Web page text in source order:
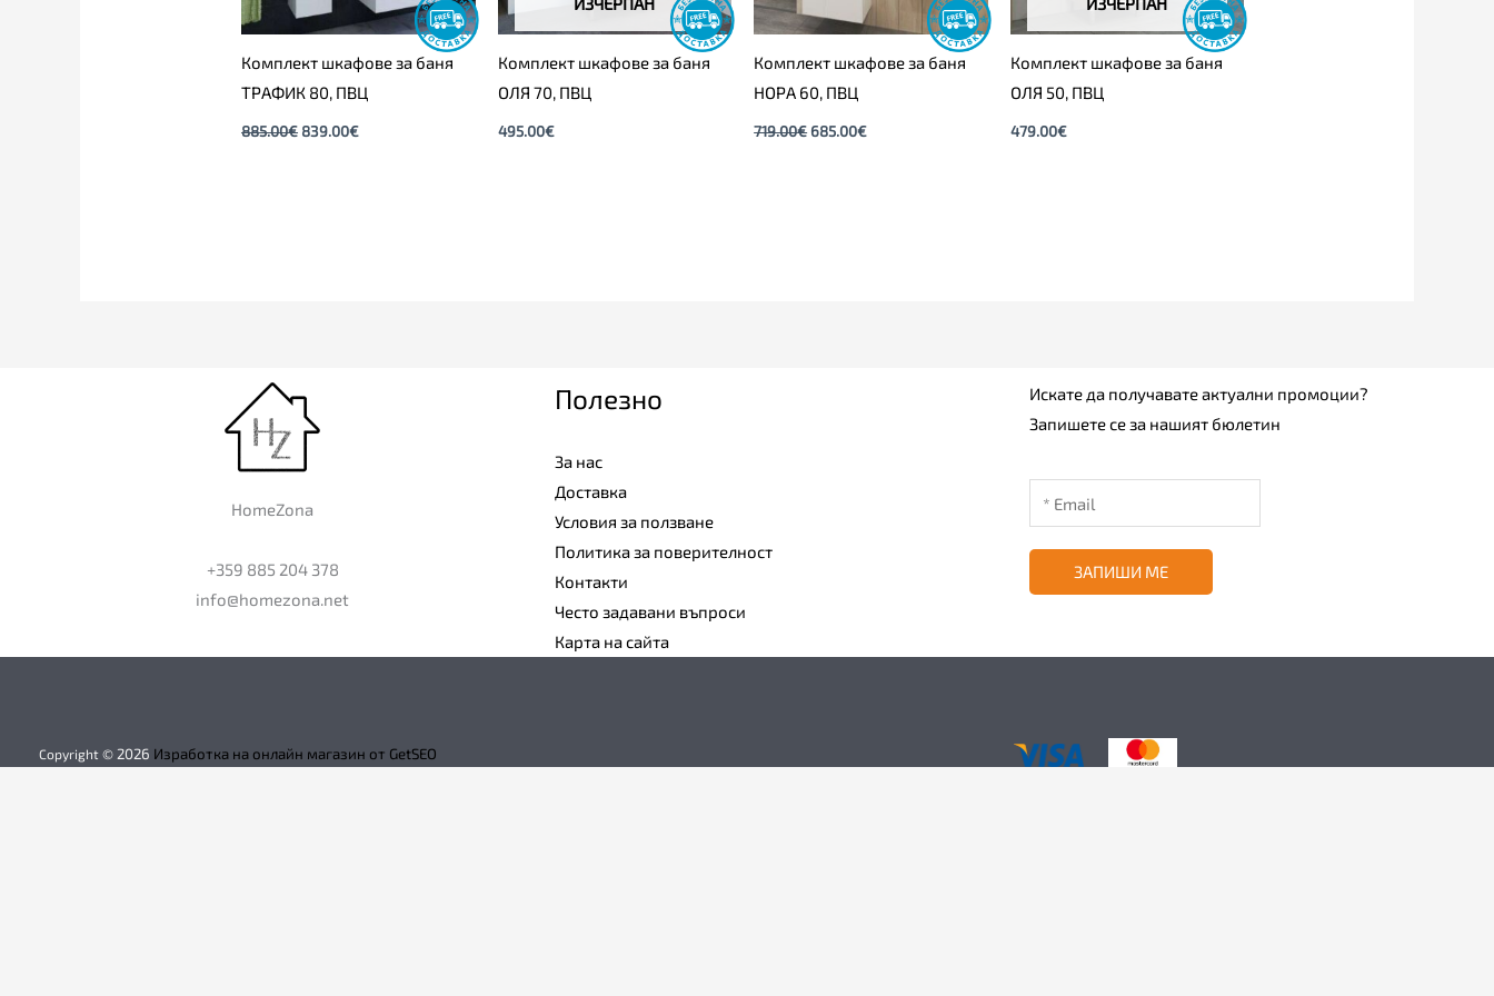
Комплект шкафове за баня
ТРАФИК 80, ПВЦ
885.00€ 839.00€
Комплект шкафове за баня
ОЛЯ 70, ПВЦ
495.00€
Комплект шкафове за баня
НОРА 60, ПВЦ
719.00€ 685.00€
Комплект шкафове за баня
ОЛЯ 50, ПВЦ
479.00€
HomeZona
+359 885 204 378
info@homezona.net
Полезно
За нас
Доставка
Условия за ползване
Политика за поверителност
Контакти
Често задавани въпроси
Карта на сайта
Искате да получавате актуални промоции?
Запишете се за нашият бюлетин
ЗАПИШИ МЕ
Copyright © 2026 Изработка на онлайн магазин от GetSEO